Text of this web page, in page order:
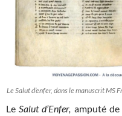
Le Salut d’enfer, dans le manuscrit MS
Le Salut d’Enfer, amputé